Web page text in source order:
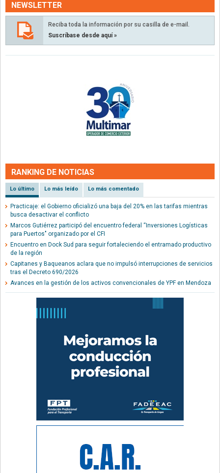
NEWSLETTER
Reciba toda la información por su casilla de e-mail.
Suscríbase desde aquí »
RANKING DE NOTICIAS
Lo último Lo más leído Lo más comentado
Practicaje: el Gobierno oficializó una baja del 20% en las tarifas mientras
busca desactivar el conflicto
Marcos Gutiérrez participó del encuentro federal “Inversiones Logísticas
para Puertos" organizado por el CFI
Encuentro en Dock Sud para seguir fortaleciendo el entramado productivo
de la región
Capitanes y Baqueanos aclara que no impulsó interrupciones de servicios
tras el Decreto 690/2026
Avances en la gestión de los activos convencionales de YPF en Mendoza